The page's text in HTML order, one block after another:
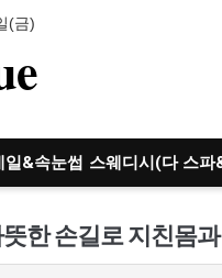
(금)
일&속눈썹 스웨디시(다 스파
한 손길로 지친몸